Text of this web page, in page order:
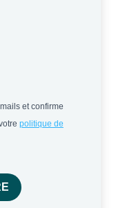
et confirme
politique de